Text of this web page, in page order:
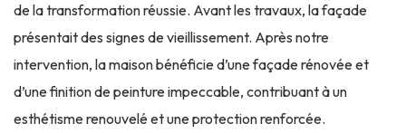
de la transformation réussie. Avant les travaux, la façade
présentait des signes de vieillissement. Après notre
intervention, la maison bénéficie d’une façade rénovée et
d’une finition de peinture impeccable, contribuant à un
esthétisme renouvelé et une protection renforcée.